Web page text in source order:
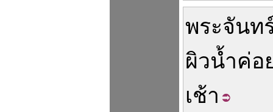
พระจันท
ผิวน้ำค่อ
เช้า